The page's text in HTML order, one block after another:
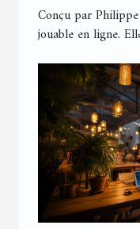
Conçu par
jouable en ligne.